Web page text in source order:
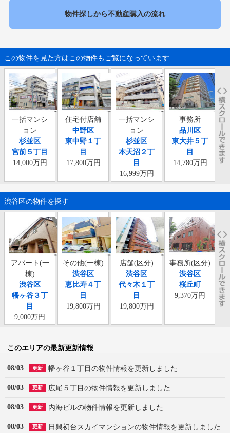
物件探しから不動産購入の流れ
この物件を見た方はこの物件もご覧になっています
一括マンシ
ョン
杉並区
宮前５丁目
14,000万円
住宅付店舗
中野区
東中野１丁
目
17,800万円
一括マンシ
ョン
杉並区
本天沼２丁
目
16,999万円
事務所
品川区
東大井５丁
目
14,780万円
渋谷区の物件を探す
アパート(一
棟)
渋谷区
幡ヶ谷３丁
目
9,000万円
その他(一棟)
渋谷区
恵比寿４丁
目
19,800万円
店舗(区分)
渋谷区
代々木１丁
目
19,800万円
事務所(区分)
渋谷区
桜丘町
9,370万円
このエリアの最新更新情報
08/03 更新 幡ヶ谷１丁目の物件情報を更新しました
08/03 更新 広尾５丁目の物件情報を更新しました
08/03 更新 内海ビルの物件情報を更新しました
08/03 更新 日興初台スカイマンションの物件情報を更新しました